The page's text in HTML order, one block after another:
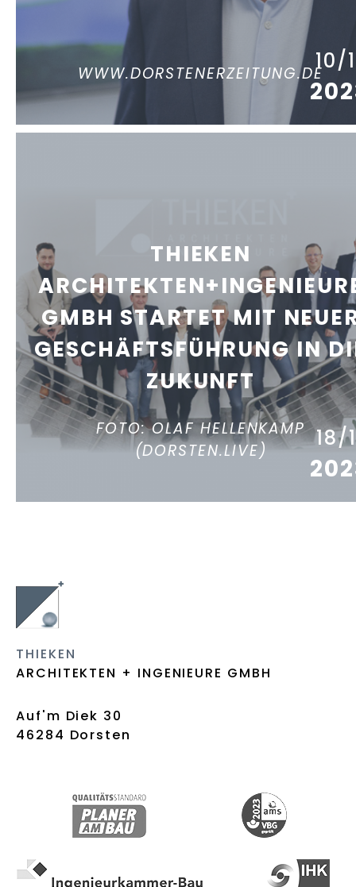
WWW.DORSTENERZEITUNG.DE10/
THIEKEN
GMBH STARTET MIT
GESCHÄFTSFÜHRUNG IN
ZUKUNFT
FOTO: OLAF HELLENKAMP
(DORSTEN.LIVE)
18/
THIEKEN
ARCHITEKTEN + INGENIEURE GMBH
Auf'm Diek 30
46284 Dorsten